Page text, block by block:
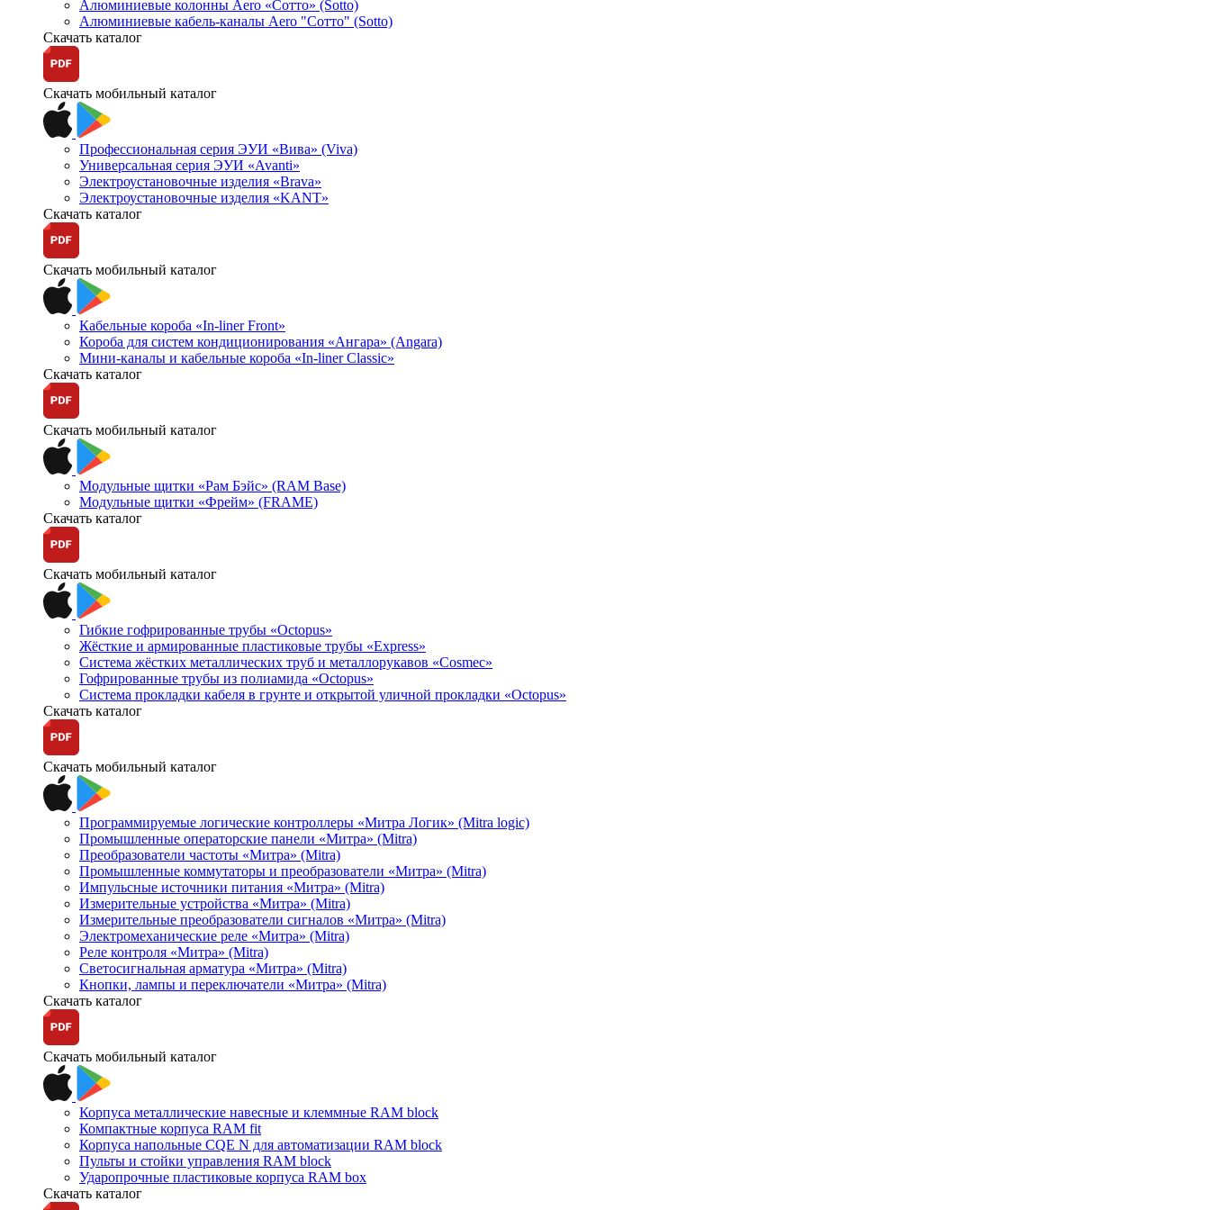
Алюминиевые колонны Aero «Сотто» (Sotto)
Алюминиевые кабель-каналы Aero "Сотто" (Sotto)
Скачать каталог
Скачать мобильный каталог
Профессиональная серия ЭУИ «Вива» (Viva)
Универсальная серия ЭУИ «Avanti»
Электроустановочные изделия «Brava»
Электроустановочные изделия «KANT»
Скачать каталог
Скачать мобильный каталог
Кабельные короба «In-liner Front»
Короба для систем кондиционирования «Ангара» (Angara)
Мини-каналы и кабельные короба «In-liner Classic»
Скачать каталог
Скачать мобильный каталог
Модульные щитки «Рам Бэйс» (RAM Base)
Модульные щитки «Фрейм» (FRAME)
Скачать каталог
Скачать мобильный каталог
Гибкие гофрированные трубы «Octopus»
Жёсткие и армированные пластиковые трубы «Express»
Система жёстких металлических труб и металлорукавов «Cosmec»
Гофрированные трубы из полиамида «Octopus»
Система прокладки кабеля в грунте и открытой уличной прокладки «Octopus»
Скачать каталог
Скачать мобильный каталог
Программируемые логические контроллеры «Митра Логик» (Mitra logic)
Промышленные операторские панели «Митра» (Mitra)
Преобразователи частоты «Митра» (Mitra)
Промышленные коммутаторы и преобразователи «Митра» (Mitra)
Импульсные источники питания «Митра» (Mitra)
Измерительные устройства «Митра» (Mitra)
Измерительные преобразователи сигналов «Митра» (Mitra)
Электромеханические реле «Митра» (Mitra)
Реле контроля «Митра» (Mitra)
Светосигнальная арматура «Митра» (Mitra)
Кнопки, лампы и переключатели «Митра» (Mitra)
Скачать каталог
Скачать мобильный каталог
Корпуса металлические навесные и клеммные RAM block
Компактные корпуса RAM fit
Корпуса напольные CQE N для автоматизации RAM block
Пульты и стойки управления RAM block
Ударопрочные пластиковые корпуса RAM box
Скачать каталог